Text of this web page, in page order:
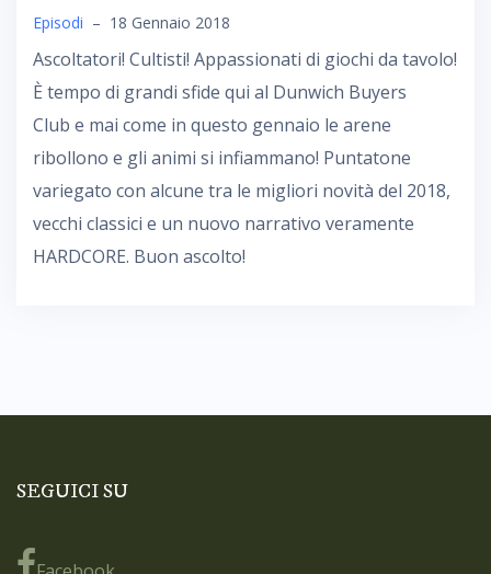
Episodi – 18 Gennaio 2018
Ascoltatori! Cultisti! Appassionati di giochi da tavolo!
È tempo di grandi sfide qui al Dunwich Buyers
Club e mai come in questo gennaio le arene
ribollono e gli animi si infiammano! Puntatone
variegato con alcune tra le migliori novità del 2018,
vecchi classici e un nuovo narrativo veramente
HARDCORE. Buon ascolto!
SEGUICI SU